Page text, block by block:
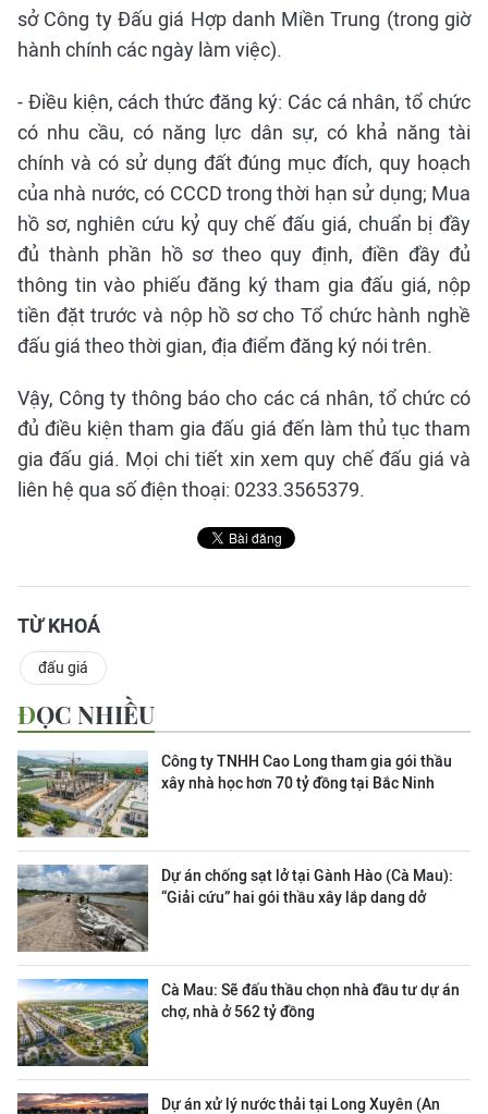
sở Công ty Đấu giá Hợp danh Miền Trung (trong giờ
hành chính các ngày làm việc).
- Điều kiện, cách thức đăng ký: Các cá nhân, tổ chức
có nhu cầu, có năng lực dân sự, có khả năng tài
chính và có sử dụng đất đúng mục đích, quy hoạch
của nhà nước, có CCCD trong thời hạn sử dụng; Mua
hồ sơ, nghiên cứu kỷ quy chế đấu giá, chuẩn bị đầy
đủ thành phần hồ sơ theo quy định, điền đầy đủ
thông tin vào phiếu đăng ký tham gia đấu giá, nộp
tiền đặt trước và nộp hồ sơ cho Tổ chức hành nghề
đấu giá theo thời gian, địa điểm đăng ký nói trên.
Vậy, Công ty thông báo cho các cá nhân, tổ chức có
đủ điều kiện tham gia đấu giá đến làm thủ tục tham
gia đấu giá. Mọi chi tiết xin xem quy chế đấu giá và
liên hệ qua số điện thoại: 0233.3565379.
TỪ KHOÁ
đấu giá
ĐỌC NHIỀU
Công ty TNHH Cao Long tham gia gói thầu
xây nhà học hơn 70 tỷ đồng tại Bắc Ninh
Dự án chống sạt lở tại Gành Hào (Cà Mau):
“Giải cứu” hai gói thầu xây lắp dang dở
Cà Mau: Sẽ đấu thầu chọn nhà đầu tư dự án
chợ, nhà ở 562 tỷ đồng
Dự án xử lý nước thải tại Long Xuyên (An